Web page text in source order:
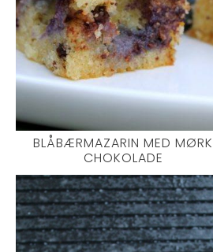
BLÅBÆRMAZARIN MED MØRK
CHOKOLADE